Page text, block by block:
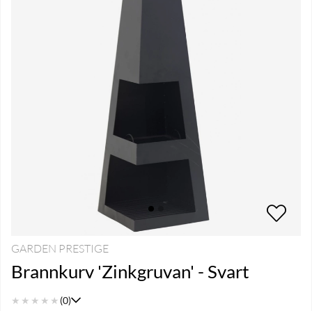
GARDEN PRESTIGE
Brannkurv 'Zinkgruvan' - Svart
★ ★ ★ ★ ★ (0)